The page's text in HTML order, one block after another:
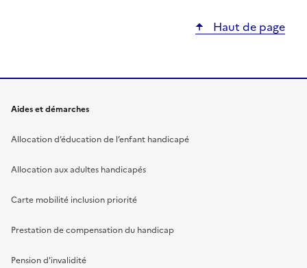
Haut de page
Aides et démarches
Allocation d’éducation de l’enfant handicapé
Allocation aux adultes handicapés
Carte mobilité inclusion priorité
Prestation de compensation du handicap
Pension d'invalidité